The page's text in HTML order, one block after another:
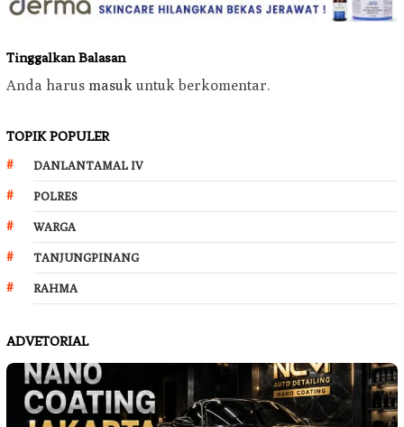
Tinggalkan Balasan
Anda harus masuk untuk berkomentar.
TOPIK POPULER
DANLANTAMAL IV
POLRES
WARGA
TANJUNGPINANG
RAHMA
ADVETORIAL